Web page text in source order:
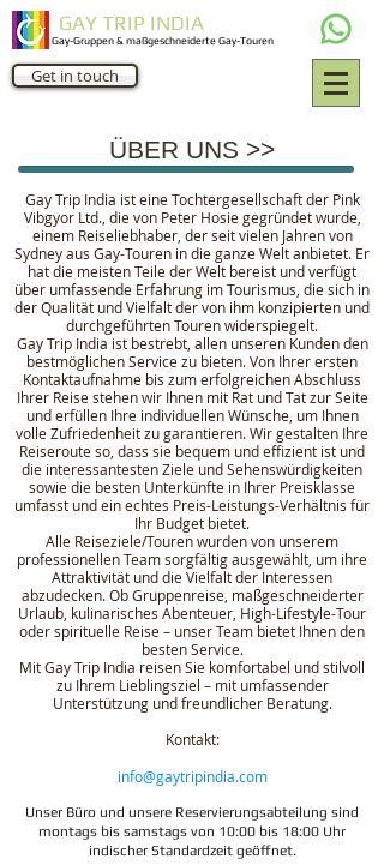
GAY TRIP INDIA
Gay-Gruppen & maßgeschneiderte Gay-Touren
Get in touch
ÜBER UNS >>
Gay Trip India ist eine Tochtergesellschaft der Pink
Vibgyor Ltd., die von Peter Hosie gegründet wurde,
einem Reiseliebhaber, der seit vielen Jahren von
Sydney aus Gay-Touren in die ganze Welt anbietet. Er
hat die meisten Teile der Welt bereist und verfügt
über umfassende Erfahrung im Tourismus, die sich in
der Qualität und Vielfalt der von ihm konzipierten und
durchgeführten Touren widerspiegelt.
Gay Trip India ist bestrebt, allen unseren Kunden den
bestmöglichen Service zu bieten. Von Ihrer ersten
Kontaktaufnahme bis zum erfolgreichen Abschluss
Ihrer Reise stehen wir Ihnen mit Rat und Tat zur Seite
und erfüllen Ihre individuellen Wünsche, um Ihnen
volle Zufriedenheit zu garantieren. Wir gestalten Ihre
Reiseroute so, dass sie bequem und effizient ist und
die interessantesten Ziele und Sehenswürdigkeiten
sowie die besten Unterkünfte in Ihrer Preisklasse
umfasst und ein echtes Preis-Leistungs-Verhältnis für
Ihr Budget bietet.
Alle Reiseziele/Touren wurden von unserem
professionellen Team sorgfältig ausgewählt, um ihre
Attraktivität und die Vielfalt der Interessen
abzudecken. Ob Gruppenreise, maßgeschneiderter
Urlaub, kulinarisches Abenteuer, High-Lifestyle-Tour
oder spirituelle Reise – unser Team bietet Ihnen den
besten Service.
Mit Gay Trip India reisen Sie komfortabel und stilvoll
zu Ihrem Lieblingsziel – mit umfassender
Unterstützung und freundlicher Beratung.
Kontakt:
info@gaytripindia.com
Unser Büro und unsere Reservierungsabteilung sind
montags bis samstags von 10:00 bis 18:00 Uhr
indischer Standardzeit geöffnet.